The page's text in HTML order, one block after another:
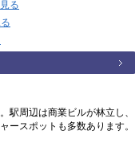
る
駅周辺は商業ビルが林立し、
ースポットも多数あります。